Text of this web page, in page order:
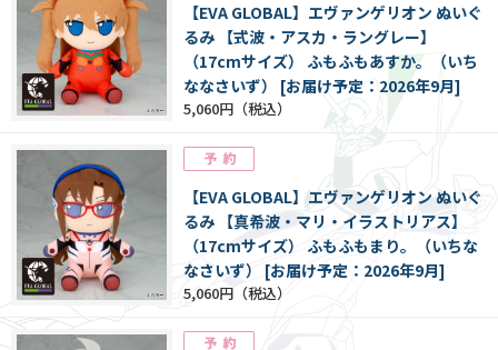
【EVA GLOBAL】エヴァンゲリオン ぬいぐ
るみ 【式波・アスカ・ラングレー】
（17cmサイズ） ふもふもあすか。（いち
ななさいず） [お届け予定：2026年9月]
5,060円
【EVA GLOBAL】エヴァンゲリオン ぬいぐ
るみ 【真希波・マリ・イラストリアス】
（17cmサイズ） ふもふもまり。（いちな
なさいず） [お届け予定：2026年9月]
5,060円